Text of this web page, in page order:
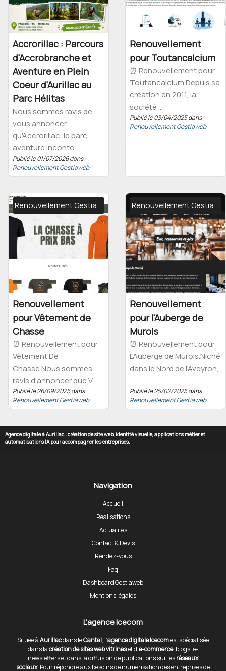
Accrorillac : Parcours
d'Accrobranche et
Aventure en Plein
Coeur d'Aurillac au
Parc Hélitas
Nous sommes ravis de
vous annoncer
qu'Accrorillac, le parc
aventure inconto...
Publié le 01/07/2026 dans
Renouvellement Gestiaweb
Renouvellement
pour Toutancalcium
⏰ Renouvellement pour
Toutancalcium.Depuis sa
création en 2011, la
société ...
Publié le 03/04/2025 dans
Renouvellement Gestiaweb
Renouvellement Gestiaweb
Renouvellement
pour Vêtement de
Chasse
⏰ Renouvellement pour
Vêtement De
Chasse.Nous sommes
ravis d’annoncer que V...
Publié le 26/09/2025 dans
Renouvellement Gestiaweb
Renouvellement Gestiaweb
Renouvellement
pour l'Auberge de
Murols
⏰ Renouvellement pour
L'Auberge de Murols.Niché
dans le Nord de l’Aveyron,
...
Publié le 25/02/2025 dans
Renouvellement Gestiaweb
Agence digitale à Aurillac : création de site web, identité visuelle, applications métier et
automatisations IA pour accompagner les entreprises.
Navigation
Accueil
Réalisations
Actualités
Contact & Devis
Rendez-vous
Faq
Dashboard Gestiaweb
Mentions légales
L'agence Icecom
Située àAurillacdans leCantal, l’agence digitale Icecomest spécialisée
dans lacréation de sites web vitrineset d’e-commerce, blogs, e-
newsletters et dans la diffusion de publications sur lesréseaux
sociaux. Pour répondre aux besoins de numérisation des entreprises de